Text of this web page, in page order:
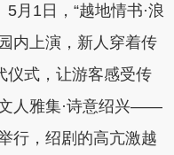
1日，“越地情书·浪
内上演，新人穿着传
仪式，让游客感受传
人雅集·诗意绍兴——
行，绍剧的高亢激越